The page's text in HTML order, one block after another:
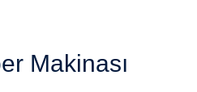
Makinası